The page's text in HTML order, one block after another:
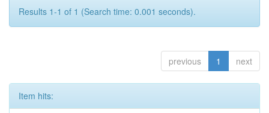
Results 1-1 of 1 (Search time: 0.001 seconds).
previous 1 next
Item hits: